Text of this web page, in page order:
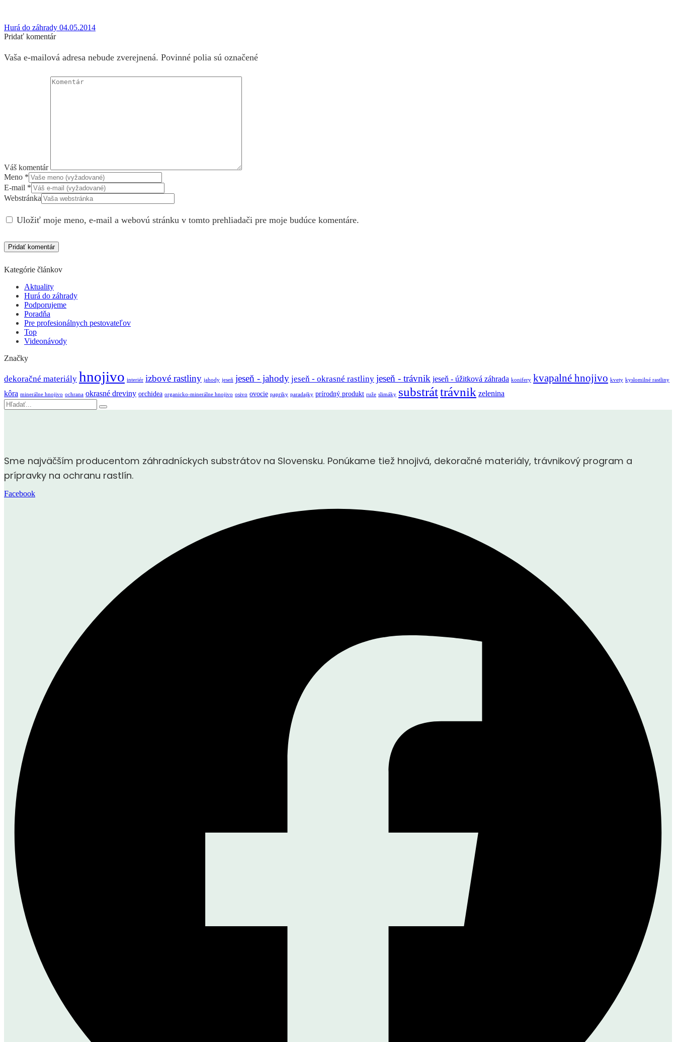
Hurá do záhrady 04.05.2014
Pridať komentár
Vaša e-mailová adresa nebude zverejnená. Povinné polia sú označené
Váš komentár
Meno *
E-mail *
Webstránka
Uložiť moje meno, e-mail a webovú stránku v tomto prehliadači pre moje budúce komentáre.
Kategórie článkov
Aktuality
Hurá do záhrady
Podporujeme
Poradňa
Pre profesionálnych pestovateľov
Top
Videonávody
Značky
dekoračné materiály hnojivo interiér izbové rastliny jahody jeseň jeseň - jahody jeseň - okrasné rastliny jeseň - trávnik jeseň - úžitková záhrada konifery kvapalné hnojivo kvety kyslomilné rastliny
kôra minerálne hnojivo ochrana okrasné dreviny orchidea organicko-minerálne hnojivo osivo ovocie papriky paradajky prírodný produkt ruže slimáky substráttrávnik zelenina
Vyhľadávanie
Sme najväčším producentom záhradníckych substrátov na Slovensku. Ponúkame tiež hnojivá, dekoračné materiály, trávnikový program a
prípravky na ochranu rastlín.
Facebook